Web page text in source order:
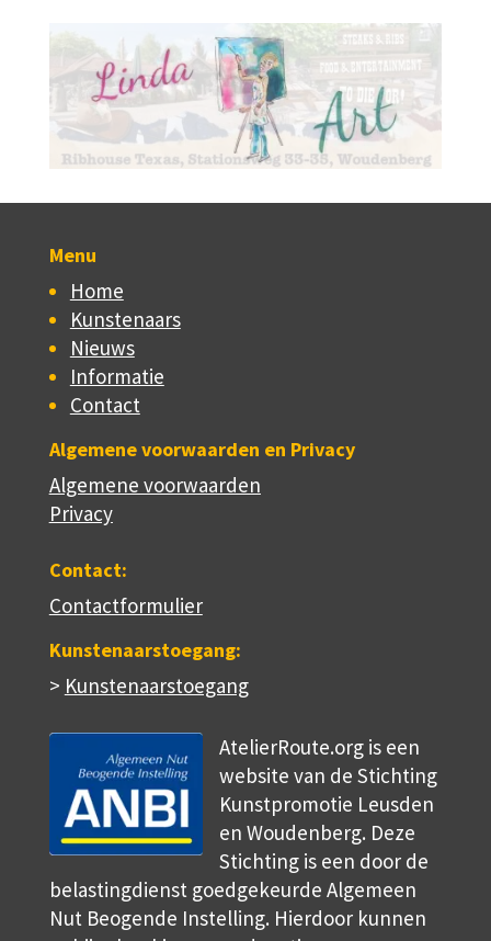
Menu
Home
Kunstenaars
Nieuws
Informatie
Contact
Algemene voorwaarden en Privacy
Algemene voorwaarden
Privacy
Contact:
Contactformulier
Kunstenaarstoegang:
> Kunstenaarstoegang
AtelierRoute.org is een
website van de Stichting
Kunstpromotie Leusden
en Woudenberg. Deze
Stichting is een door de
belastingdienst goedgekeurde Algemeen
Nut Beogende Instelling. Hierdoor kunnen